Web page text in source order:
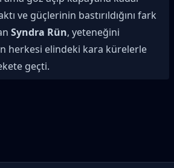
ve güçlerinin bastırıldığını fark
Syndra Rün, yeteneğini
herkesi elindeki kara kürelerle
geçti.